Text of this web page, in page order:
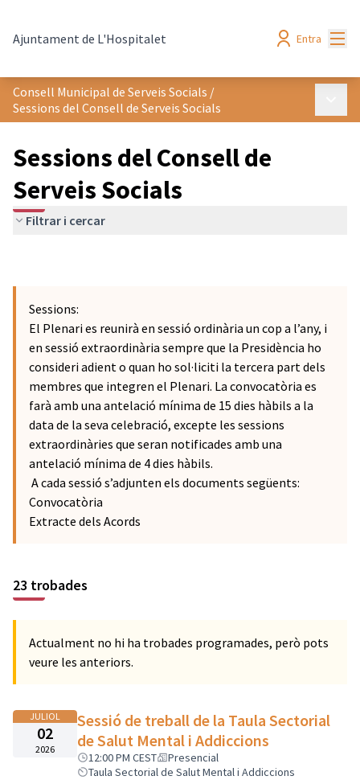
Ajuntament de L'Hospitalet Entra
Consell Municipal de Serveis Socials /
Sessions del Consell de Serveis Socials
Sessions del Consell de
Serveis Socials
Filtrar i cercar
Sessions:
El Plenari es reunirà en sessió ordinària un cop a l’any, i
en sessió extraordinària sempre que la Presidència ho
consideri adient o quan ho sol·liciti la tercera part dels
membres que integren el Plenari. La convocatòria es
farà amb una antelació mínima de 15 dies hàbils a la
data de la seva celebració, excepte les sessions
extraordinàries que seran notificades amb una
antelació mínima de 4 dies hàbils.
A cada sessió s’adjunten els documents següents:
Convocatòria
Extracte dels Acords
23 trobades
Actualment no hi ha trobades programades, però pots
veure les anteriors.
JULIOL
02
2026
Sessió de treball de la Taula Sectorial
de Salut Mental i Addiccions
12:00 PM CEST
Presencial
Taula Sectorial de Salut Mental i Addiccions